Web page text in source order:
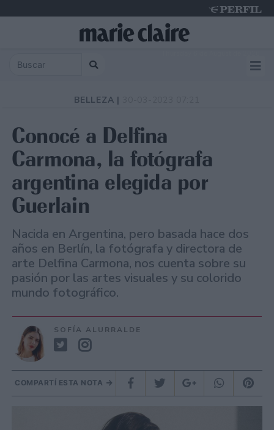
BELLEZA |
Conocé a Delfina
Carmona, la fotógrafa
argentina elegida por
Guerlain
Nacida en Argentina, pero basada hace dos
años en Berlín, la fotógrafa y directora de
arte Delfina Carmona, nos cuenta sobre su
pasión por las artes visuales y su colorido
mundo fotográfico.
SOFÍA ALURRALDE
COMPARTÍ ESTA NOTA